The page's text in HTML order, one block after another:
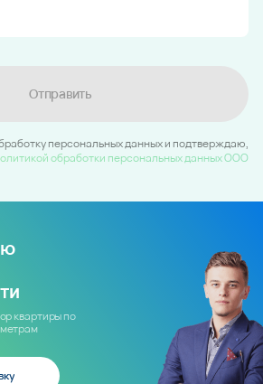
Отправить
персональных данных и подтверждаю,
обработки персональных данных ООО
квартиры по